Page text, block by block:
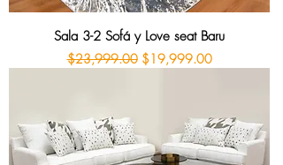
Sala 3-2 Sofá y Love seat Baru
Precio
$23,999.00 Precio de oferta
$19,999.00